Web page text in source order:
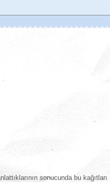
sonucunda bu kağıtları